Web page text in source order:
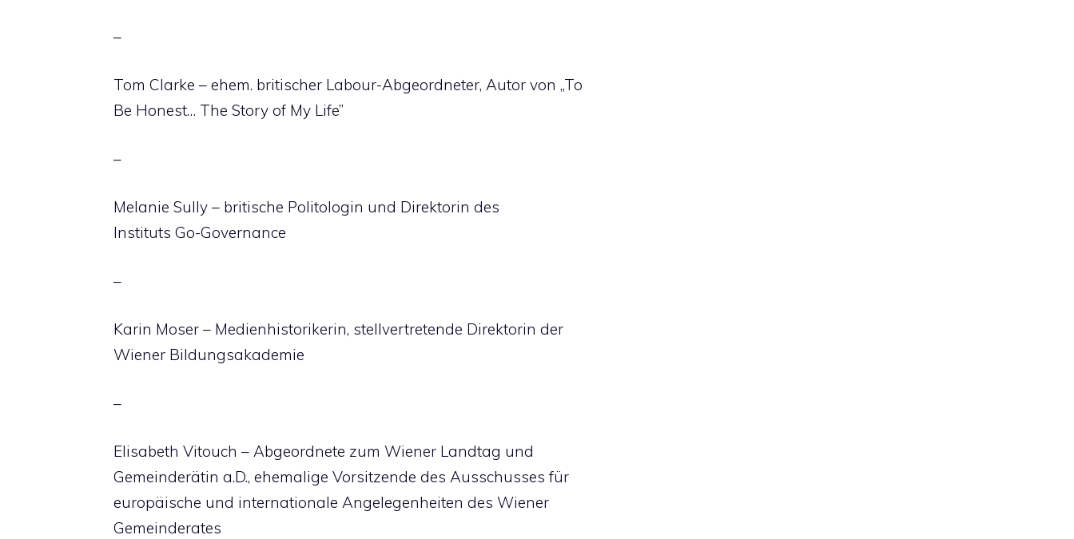
–
Tom Clarke – ehem. britischer Labour-Abgeordneter, Autor von „To
Be Honest… The Story of My Life”
–
Melanie Sully – britische Politologin und Direktorin des
Instituts Go-Governance
–
Karin Moser – Medienhistorikerin, stellvertretende Direktorin der
Wiener Bildungsakademie
–
Elisabeth Vitouch – Abgeordnete zum Wiener Landtag und
Gemeinderätin a.D., ehemalige Vorsitzende des Ausschusses für
europäische und internationale Angelegenheiten des Wiener
Gemeinderates